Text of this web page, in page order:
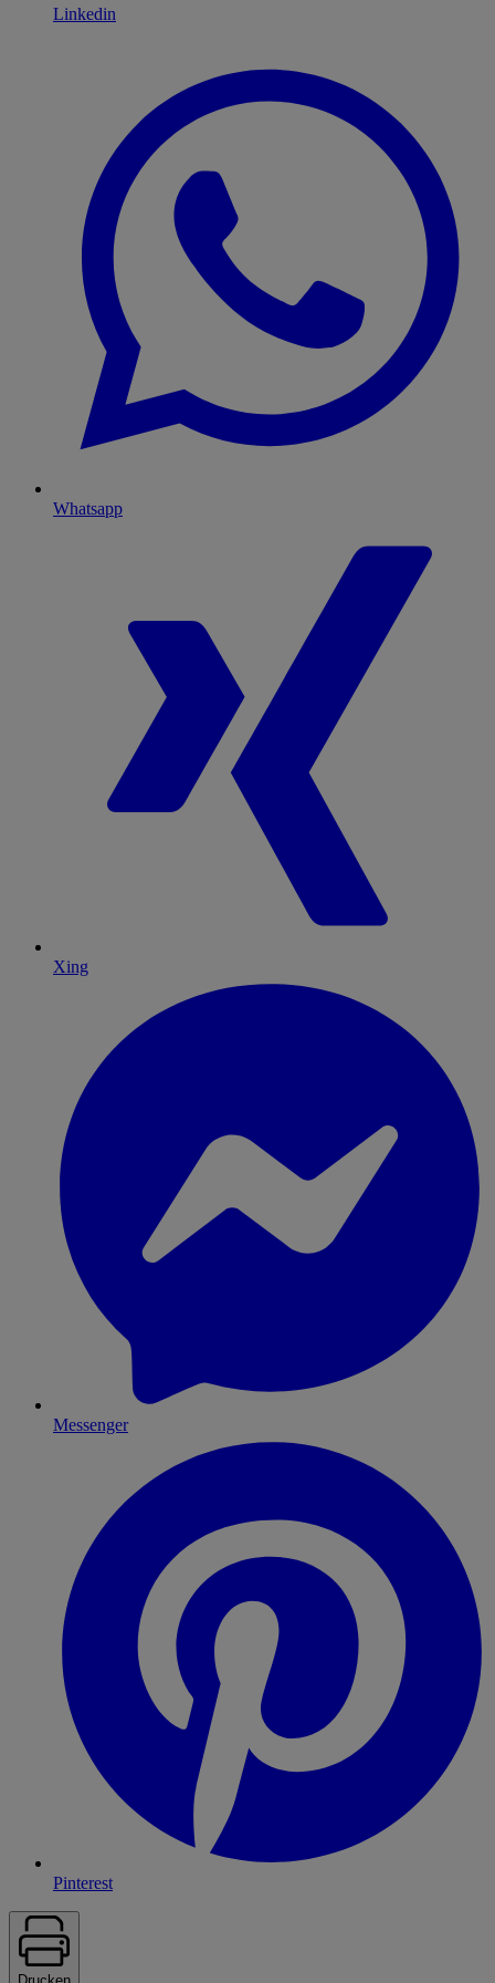
Linkedin
Whatsapp
Xing
Messenger
Pinterest